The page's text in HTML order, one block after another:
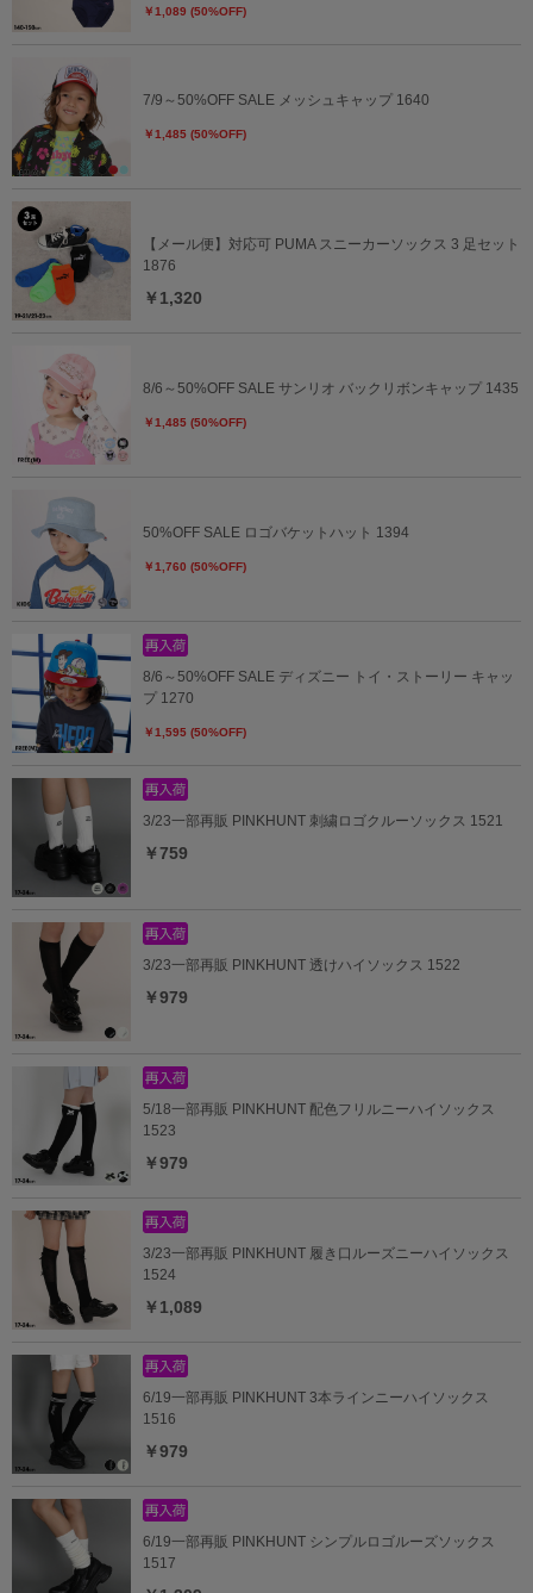
￥1,089 (50%OFF)
7/9～50%OFF SALE メッシュキャップ 1640
￥1,485 (50%OFF)
【メール便】対応可 PUMA スニーカーソックス 3 足セット
1876
￥1,320
8/6～50%OFF SALE サンリオ バックリボンキャップ 1435
￥1,485 (50%OFF)
50%OFF SALE ロゴバケットハット 1394
￥1,760 (50%OFF)
8/6～50%OFF SALE ディズニー トイ・ストーリー キャッ
プ 1270
￥1,595 (50%OFF)
3/23一部再販 PINKHUNT 刺繍ロゴクルーソックス 1521
￥759
3/23一部再販 PINKHUNT 透けハイソックス 1522
￥979
5/18一部再販 PINKHUNT 配色フリルニーハイソックス
1523
￥979
3/23一部再販 PINKHUNT 履き口ルーズニーハイソックス
1524
￥1,089
6/19一部再販 PINKHUNT 3本ラインニーハイソックス
1516
￥979
6/19一部再販 PINKHUNT シンプルロゴルーズソックス
1517